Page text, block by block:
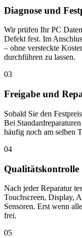
Diagnose und
Wir prüfen Ihr PC
Defekt fest. Im
– ohne versteckte
durchführen zu lassen.
03
Freigabe und
Sobald Sie den
Bei
häufig noch am selben
04
Qualitätskontrolle
Nach jeder Reparatur
Touchscreen, Display,
Sensoren. Erst wenn
frei.
05